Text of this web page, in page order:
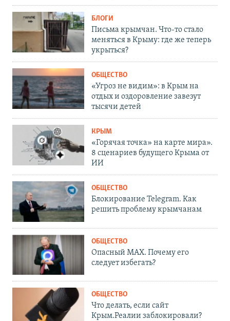
БЛОГИ
Письма крымчан. Что-то стало
меняться в Крыму: где же теперь
укрыться?
ОБЩЕСТВО
«Угроз не видим»: в Крым на
отдых и оздоровление завезут
тысячи детей
КРЫМ
«Горячая точка» на карте мира».
8 сценариев будущего Крыма от
ИИ
ОБЩЕСТВО
Блокирование Telegram. Как
решить проблему крымчанам
ОБЩЕСТВО
Опасный MAX. Почему его
следует избегать?
ОБЩЕСТВО
Что делать, если сайт
Крым.Реалии заблокировали?